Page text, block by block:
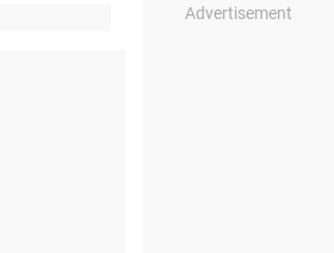
Advertisement